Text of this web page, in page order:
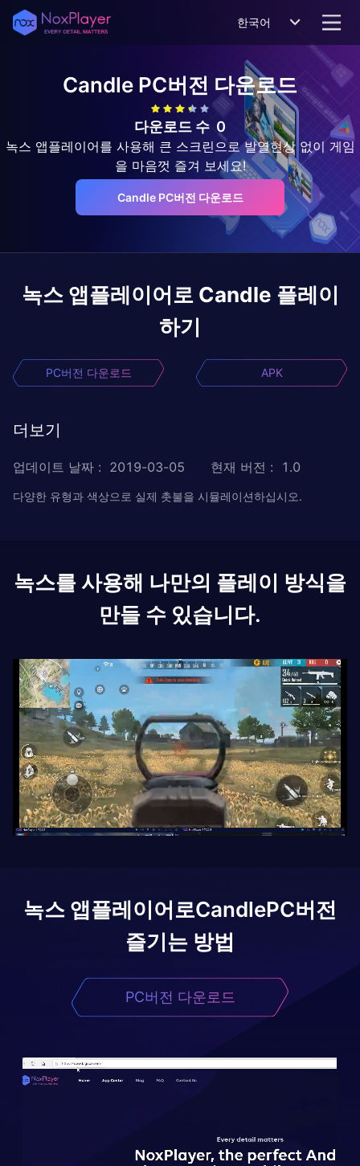
한국어
Candle PC버전 다운로드
다운로드 수 0
녹스 앱플레이어를 사용해 큰 스크린으로 발열현상 없이 게임
을 마음껏 즐겨 보세요!
Candle PC버전 다운로드
녹스 앱플레이어로 Candle 플레이
하기
PC버전 다운로드 APK
더보기
업데이트 날짜 : 2019-03-05 현재 버전 : 1.0
다양한 유형과 색상으로 실제 촛불을 시뮬레이션하십시오.
녹스를 사용해 나만의 플레이 방식을
만들 수 있습니다.
녹스 앱플레이어로CandlePC버전
즐기는 방법
PC버전 다운로드